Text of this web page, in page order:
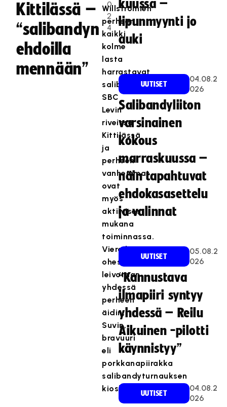
Kittilässä –
“salibandyn
ehdoilla
mennään”
0
2
4
Willströmien
perheen
kaikki
kolme
lasta
harrastavat
salibandya
SBC
Levin
riveissä
Kittilässä
ja
perheen
vanhemmat
ovat
myös
aktiivisesti
mukana
toiminnassa.
Vierailun
ohessa
leivotaan
yhdessä
perheen
äidin,
Suvin,
bravuuri
eli
porkkanapiirakka
salibandyturnauksen
kioskiin.
kuussa –
lipunmyynti jo
auki
UUTISET
04.08.2
026
Salibandyliiton
varsinainen
kokous
marraskuussa –
näin tapahtuvat
ehdokasasettelu
ja valinnat
UUTISET
05.08.2
026
“Kannustava
ilmapiiri syntyy
yhdessä – Reilu
Aikuinen -pilotti
käynnistyy”
UUTISET
04.08.2
026